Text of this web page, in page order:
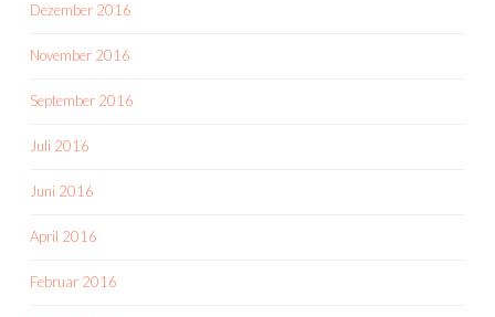
Dezember 2016
November 2016
September 2016
Juli 2016
Juni 2016
April 2016
Februar 2016